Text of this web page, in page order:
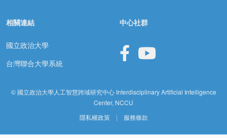
相關連結
國立政治大學
台灣聯合大學系統
中心社群
© 國立政治大學人工智慧跨域研究中心 Interdisciplinary Artificial Intelligence
Center, NCCU
隱私權政策| 服務條款